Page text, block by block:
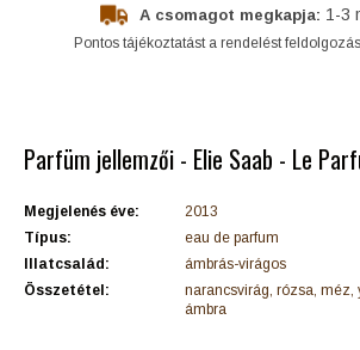
A csomagot megkapja: 1-3
Pontos tájékoztatást a rendelést
Parfüm jellemzői - Elie Saab - Le
Megjelenés éve:
2013
Típus:
eau de parfum
Illatcsalád:
ámbrás-virágos
Összetétel:
narancsvirág, rózsa, méz,
ámbra